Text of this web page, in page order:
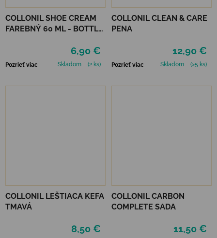
COLLONIL SHOE CREAM
FAREBNÝ 60 ML - BOTTLE
6,90 €
Pozrieť viac Skladom (2 ks)
COLLONIL CLEAN & CARE
PENA
12,90 €
Pozrieť viac Skladom (>5 ks)
COLLONIL LEŠTIACA KEFA
TMAVÁ
8,50 €
COLLONIL CARBON
COMPLETE SADA
11,50 €